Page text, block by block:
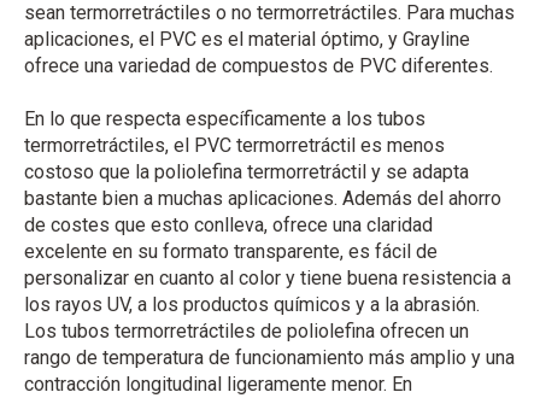
sean termorretráctiles o no termorretráctiles. Para muchas
aplicaciones, el PVC es el material óptimo, y Grayline
ofrece una variedad de compuestos de PVC diferentes.
En lo que respecta específicamente a los tubos
termorretráctiles, el PVC termorretráctil es menos
costoso que la poliolefina termorretráctil y se adapta
bastante bien a muchas aplicaciones. Además del ahorro
de costes que esto conlleva, ofrece una claridad
excelente en su formato transparente, es fácil de
personalizar en cuanto al color y tiene buena resistencia a
los rayos UV, a los productos químicos y a la abrasión.
Los tubos termorretráctiles de poliolefina ofrecen un
rango de temperatura de funcionamiento más amplio y una
contracción longitudinal ligeramente menor. En